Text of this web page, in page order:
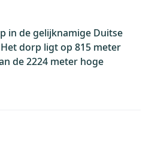
in de gelijknamige Duitse
dorp ligt op 815 meter
de 2224 meter hoge